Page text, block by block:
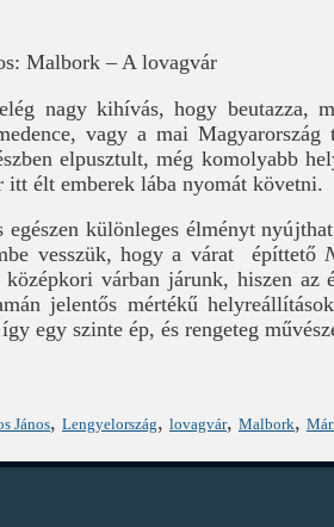
Malbork – A lovagvár
nagy kihívás, hogy beutazza,
vagy a mai
elpusztult, még komolyabb
élt emberek lába nyomát követni.
egészen különleges élményt
vesszük, hogy a várat építtető
várban járunk, hiszen
jelentős mértékű
egy szinte ép, és rengeteg
János, Lengyelország, lovagvár, Malbork,